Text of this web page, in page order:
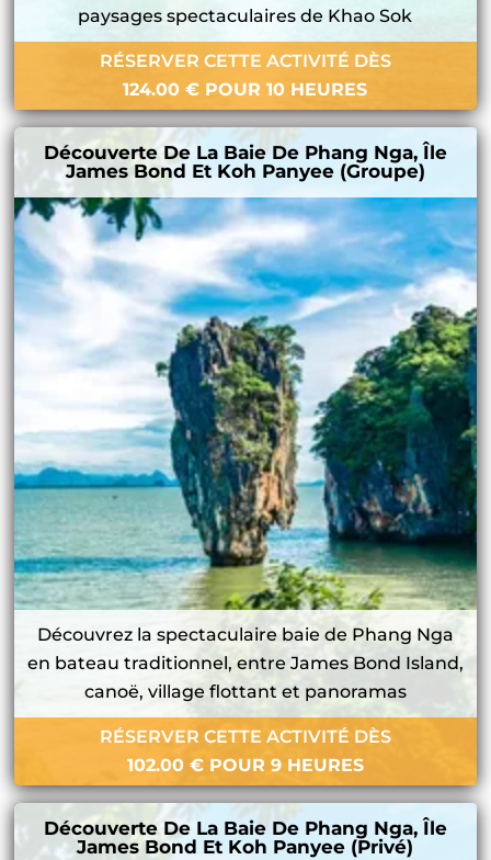
paysages spectaculaires de Khao Sok
RÉSERVER CETTE ACTIVITÉ DÈS
124.00€ POUR 10 HEURES
Découverte De La Baie De Phang Nga, Île
James Bond Et Koh Panyee (groupe)
Découvrez la spectaculaire baie de Phang Nga
en bateau traditionnel, entre James Bond Island,
canoë, village flottant et panoramas
RÉSERVER CETTE ACTIVITÉ DÈS
102.00 €POUR 9 HEURES
Découverte De La Baie De Phang Nga, Île
James Bond Et Koh Panyee (privé)